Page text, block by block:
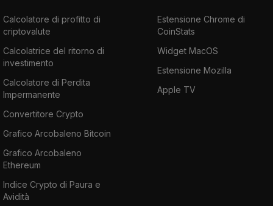
Calcolatore di profitto di
criptovalute
Calcolatrice del ritorno di
investimento
Calcolatore di Perdita
Impermanente
Convertitore Crypto
Grafico Arcobaleno Bitcoin
Grafico Arcobaleno
Ethereum
Indice Crypto di Paura e
Avidità
Estensione Chrome di
CoinStats
Widget MacOS
Estensione Mozilla
Apple TV